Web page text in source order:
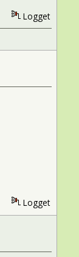
Logget
Logget